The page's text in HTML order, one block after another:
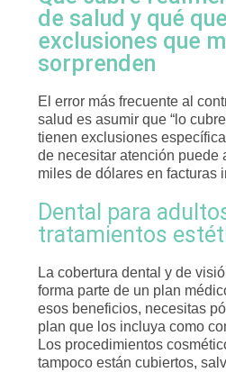
de salud y qué
exclusiones que
sorprenden
El error más frecuente al
salud es asumir que “lo
tienen exclusiones
de necesitar atención puede
miles de dólares en facturas
Dental para
tratamientos
La cobertura dental y de
forma parte de un plan
esos beneficios, necesitas
plan que los incluya como
Los procedimientos
tampoco están cubiertos,